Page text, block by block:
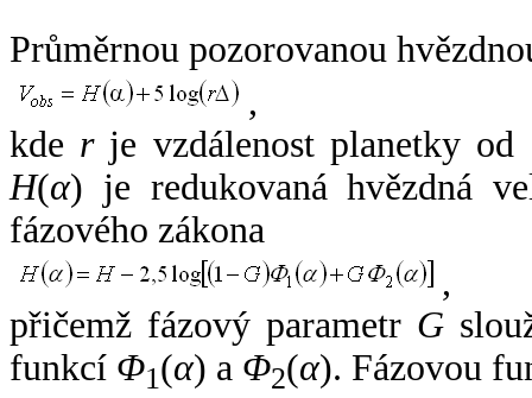
Průměrnou pozorovanou
,
kde rje vzdálenost planetky od
H(α) je redukovaná hvězdná
fázového zákona
,
přičemž fázový parametr G
funkcí Φ1(α) a Φ2(α). Fázovou